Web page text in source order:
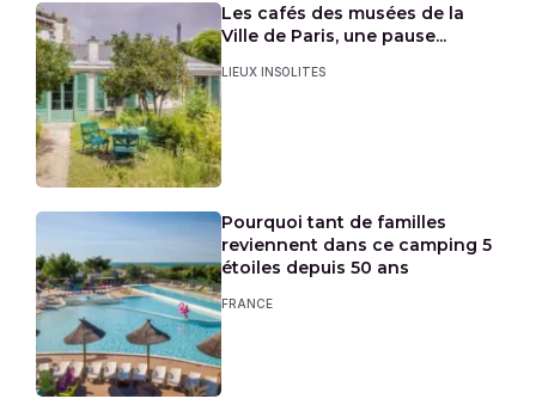
Les cafés des musées de la
Ville de Paris, une pause...
LIEUX INSOLITES
Pourquoi tant de familles
reviennent dans ce camping 5
étoiles depuis 50 ans
FRANCE